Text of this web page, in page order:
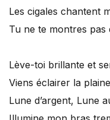
Les cigales chantent
Tu ne te montres pas
Lève-toi brillante et
Viens éclairer la
Lune d’argent, Lune